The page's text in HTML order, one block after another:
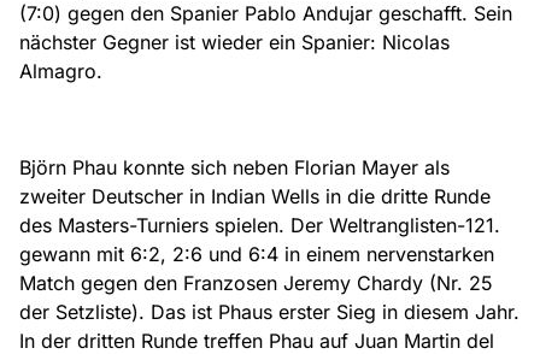
(7:0) gegen den Spanier Pablo Andujar geschafft. Sein
nächster Gegner ist wieder ein Spanier: Nicolas
Almagro.
Björn Phau konnte sich neben Florian Mayer als
zweiter Deutscher in Indian Wells in die dritte Runde
des Masters-Turniers spielen. Der Weltranglisten-121.
gewann mit 6:2, 2:6 und 6:4 in einem nervenstarken
Match gegen den Franzosen Jeremy Chardy (Nr. 25
der Setzliste). Das ist Phaus erster Sieg in diesem Jahr.
In der dritten Runde treffen Phau auf Juan Martin del